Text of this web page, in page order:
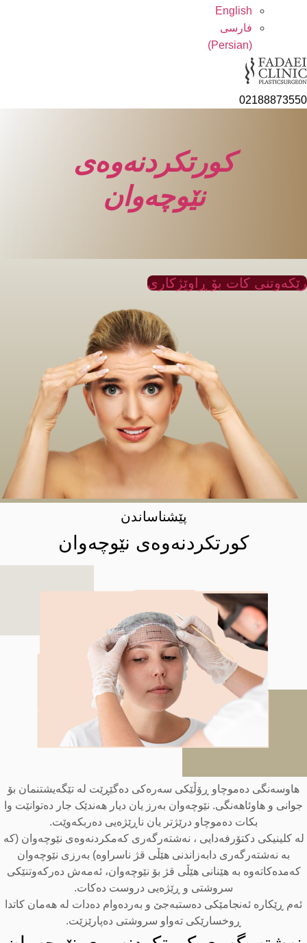
English
فارسی
Persian
)
کورتکردنەوەی
نێوچەوان
کات بۆ ڕاوێژکاری
پێشناساندن
کورتکردنەوەی نێوچەوان
هاوسەنگی دەموچاو ڕۆڵێکی سەرەکی دەگێڕێت لە تێگەیشتنمان بۆ
جوانی و هاوئاهەنگی. نێوچەوان بەرز یان دیار هەندێک جار دەتوانێت وا
بکات دەموچاو درێژتر یان ناڕێژەیی دەربکەوێت.
لە کلینیکی دکتۆرفەدایی ، نەشتەرگەری کەمکردنەوەی نێوچەوان (کە
بە نەشتەرگەری دابەزاندنی هێڵی قژ ناسراوە) بەرزی نێوچەوان
کەمدەکاتەوە بە هێنانی هێڵی قژ بۆ نێوچەوان، ئەمەش دەرکەوتنێکی
سروشتی و ڕێژەیی دروست دەکات.
ئەم ڕێکارە ئەنجامێکی دەستبەجێ و بەردەوام دەدات لە هەمان کاتدا
ڕوخسارێکی تەواو سروشتی دەپارێزێت.